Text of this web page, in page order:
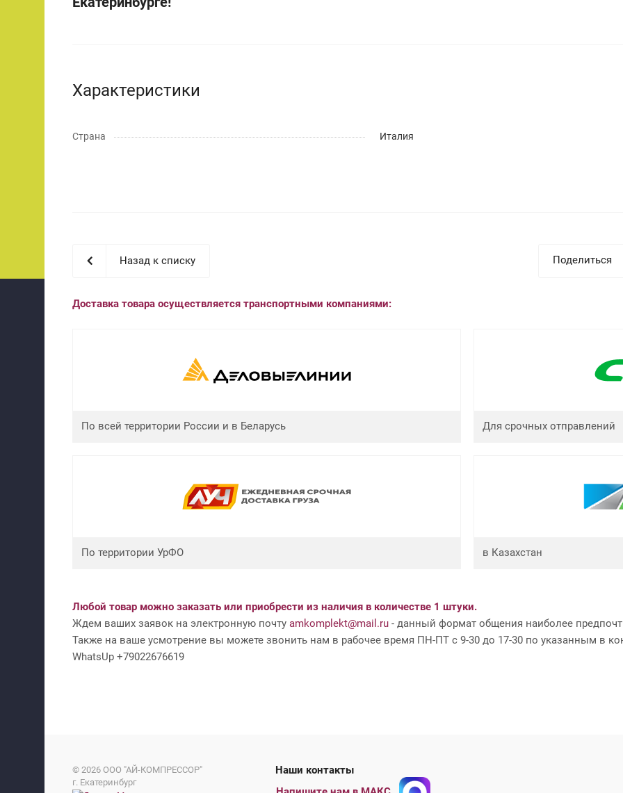
Характеристики
Страна Италия
Поделиться
Назад к списку
Доставка товара осуществляется транспортными компаниями:
По всей территории России и в Беларусь Для срочных отправлений
По территории УрФО в Казахстан
Любой товар можно заказать или приобрести из наличия в количестве 1 штуки.
Ждем ваших заявок на электронную почту amkomplekt@mail.ru - данный формат общения наиболее
Также на ваше усмотрение вы можете звонить нам в рабочее время ПН-ПТ с 9-30 до 17-30 по указанным в
WhatsUp +79022676619
© 2026 ООО "АЙ-КОМПРЕССОР"
г. Екатеринбург
Наши контакты